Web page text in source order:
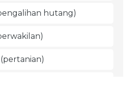
hutang)